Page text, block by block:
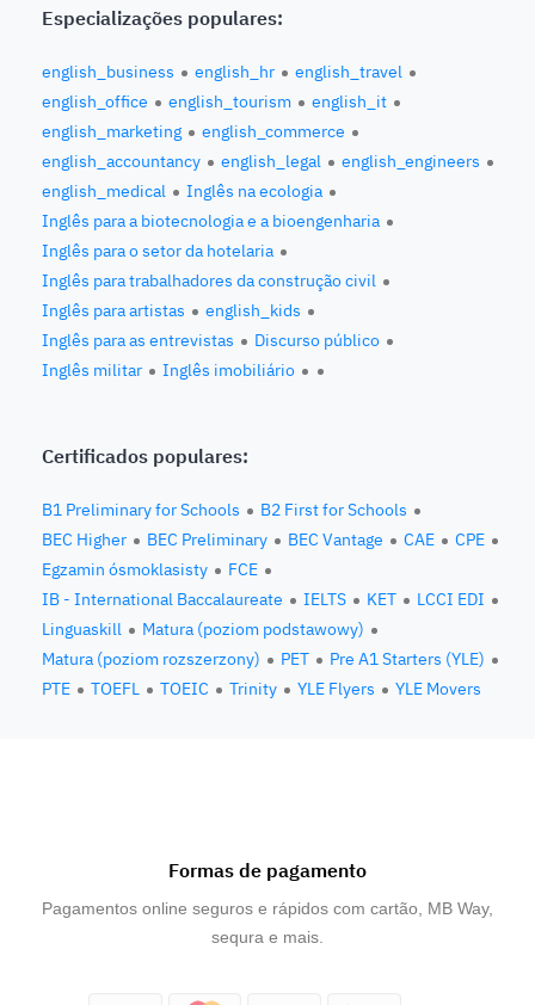
Especializações populares:
english_business english_hr
english_travel
english_office
english_tourism
english_it
english_marketing
english_commerce
english_accountancy
english_legal
english_engineers
english_medical
Inglês na ecologia
Inglês para a biotecnologia e a bioengenharia
Inglês para o setor da hotelaria
Inglês para trabalhadores da construção civil
Inglês para artistas
english_kids
Inglês para as entrevistas
Discurso público
Inglês militar
Inglês imobiliário
Certificados populares:
B1 Preliminary for Schools
B2 First for Schools
BEC Higher
BEC Preliminary BEC Vantage CAE
CPE
Egzamin ósmoklasisty
FCE
IB - International Baccalaureate
IELTS KET
LCCI EDI
Linguaskill
Matura (poziom podstawowy)
Matura (poziom rozszerzony)
PET
Pre A1 Starters (YLE)
PTE
TOEFL TOEIC Trinity YLE Flyers YLE Movers
Formas de pagamento
Pagamentos online seguros e rápidos com cartão, MB Way,
sequra e mais.